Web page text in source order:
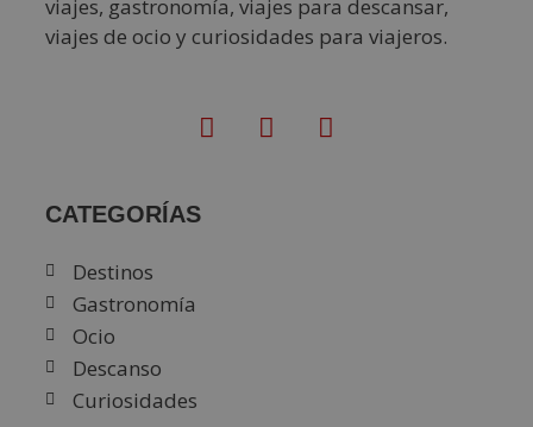
viajes, gastronomía, viajes para descansar,
viajes de ocio y curiosidades para viajeros.
CATEGORÍAS
Destinos
Gastronomía
Ocio
Descanso
Curiosidades